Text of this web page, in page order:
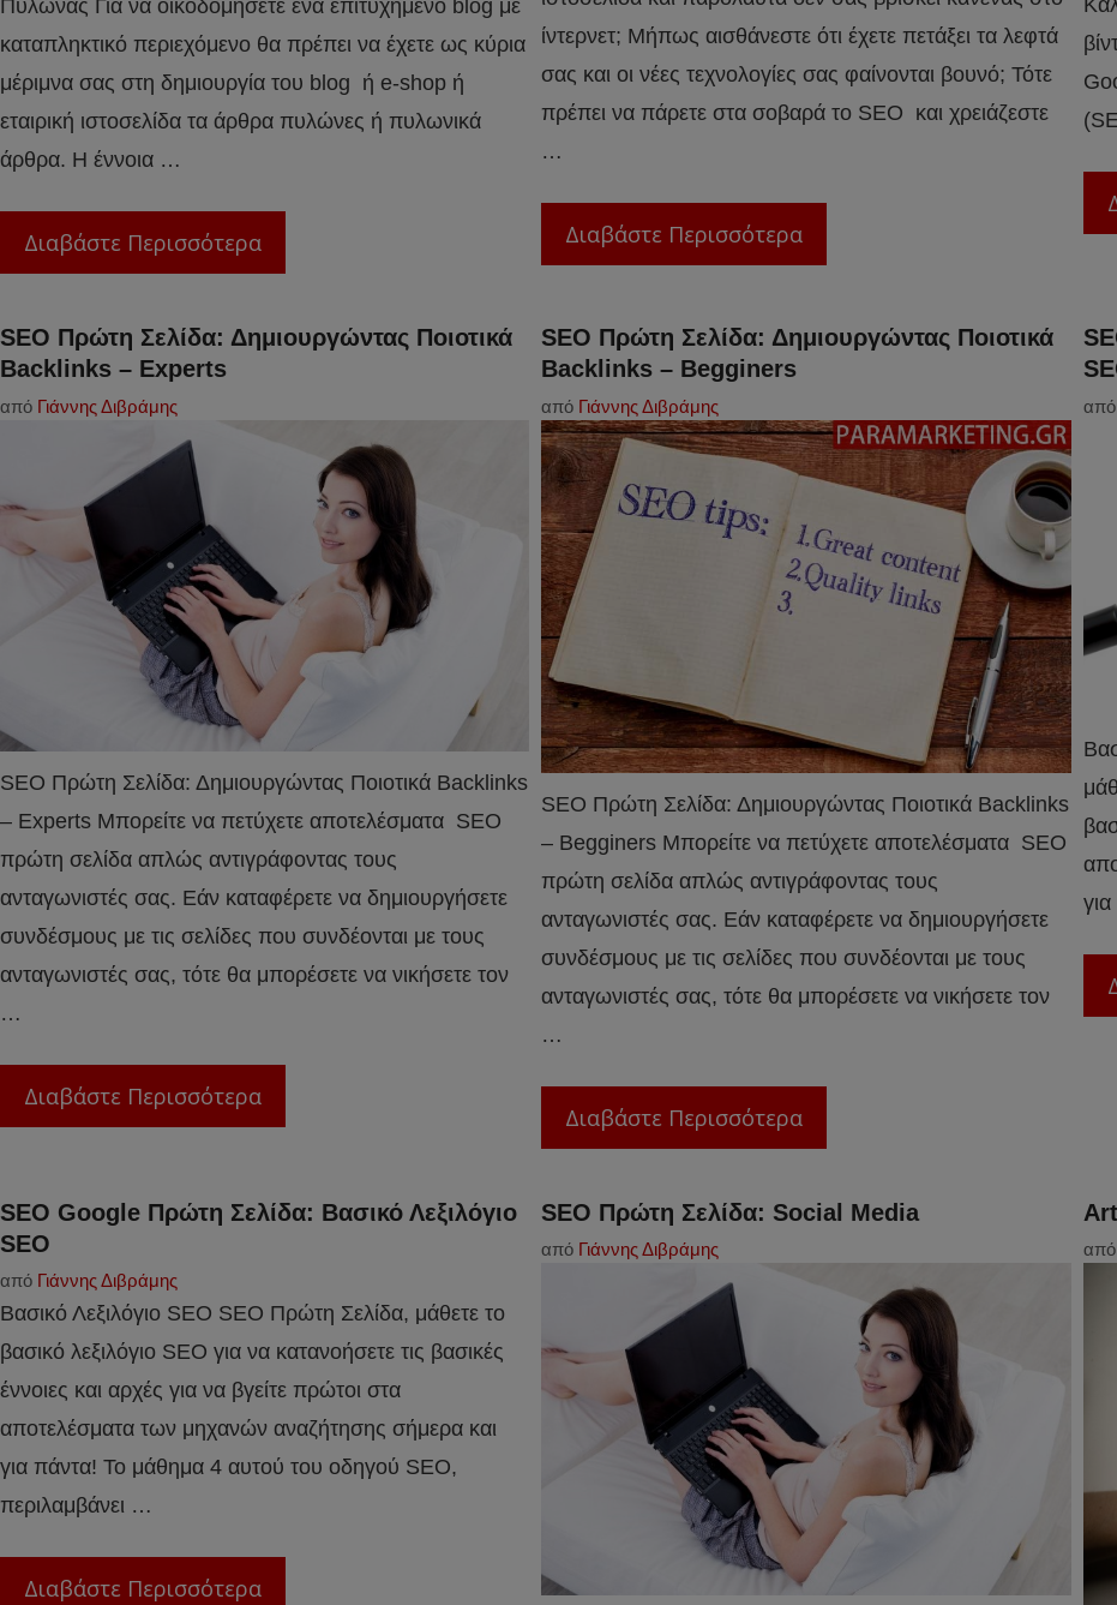
Πυλώνας Για να οικοδομήσετε ένα επιτυχημένο blog με
καταπληκτικό περιεχόμενο θα πρέπει να έχετε ως κύρια
μέριμνα σας στη δημιουργία του blog ή e-shop ή
εταιρική ιστοσελίδα τα άρθρα πυλώνες ή πυλωνικά
άρθρα. Η έννοια …
Διαβάστε Περισσότερα
ίντερνετ; Μήπως αισθάνεστε ότι έχετε πετάξει τα λεφτά
σας και οι νέες τεχνολογίες σας φαίνονται βουνό; Τότε
πρέπει να πάρετε στα σοβαρά το SEO και χρειάζεστε
…
Διαβάστε Περισσότερα
SEO Πρώτη Σελίδα: Δημιουργώντας Ποιοτικά
Βacklinks – Experts
από Γιάννης Διβράμης
SEO Πρώτη Σελίδα: Δημιουργώντας Ποιοτικά Βacklinks
– Experts Μπορείτε να πετύχετε αποτελέσματα SEO
πρώτη σελίδα απλώς αντιγράφοντας τους
ανταγωνιστές σας. Εάν καταφέρετε να δημιουργήσετε
συνδέσμους με τις σελίδες που συνδέονται με τους
ανταγωνιστές σας, τότε θα μπορέσετε να νικήσετε τον
…
Διαβάστε Περισσότερα
SEO Πρώτη Σελίδα: Δημιουργώντας Ποιοτικά
Βacklinks – Begginers
από Γιάννης Διβράμης
SEO Πρώτη Σελίδα: Δημιουργώντας Ποιοτικά Βacklinks
– Begginers Μπορείτε να πετύχετε αποτελέσματα SEO
πρώτη σελίδα απλώς αντιγράφοντας τους
ανταγωνιστές σας. Εάν καταφέρετε να δημιουργήσετε
συνδέσμους με τις σελίδες που συνδέονται με τους
ανταγωνιστές σας, τότε θα μπορέσετε να νικήσετε τον
…
Διαβάστε Περισσότερα
από
SEO Google Πρώτη Σελίδα: Βασικό Λεξιλόγιο
SEO
από Γιάννης Διβράμης
Βασικό Λεξιλόγιο SEO SEO Πρώτη Σελίδα, μάθετε το
βασικό λεξιλόγιο SEO για να κατανοήσετε τις βασικές
έννοιες και αρχές για να βγείτε πρώτοι στα
αποτελέσματα των μηχανών αναζήτησης σήμερα και
για πάντα! Το μάθημα 4 αυτού του οδηγού SEO,
περιλαμβάνει …
Διαβάστε Περισσότερα
SEO Πρώτη Σελίδα: Social Media
από Γιάννης Διβράμης από